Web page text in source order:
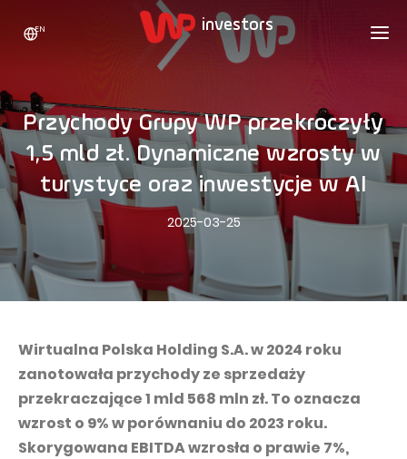
ABOUT US
Who we are
Growth strategy
Statistics
Compliance
Our brands
Press office
Sustainable development
INVESTORS
SHARES
Stock Quotes
WPL Shares
Dividend Policy
Shareholder Structure
Announcements
Motivational programs
PUBLICATIONS AND TIMETABLE
Current reports
ADVERTISING
CAREER
Totalmoney
Nocowanie.pl
Superauto.pl
CONTACT
EN
Przychody Grupy WP przekroczyły
1,5 mld zł. Dynamiczne wzrosty w
turystyce oraz inwestycje w AI
2025-03-25
Wirtualna Polska Holding S.A. w 2024 roku
zanotowała przychody ze sprzedaży
przekraczające 1 mld 568 mln zł. To oznacza
wzrost o 9% w porównaniu do 2023 roku.
Skorygowana EBITDA wzrosła o prawie 7%,